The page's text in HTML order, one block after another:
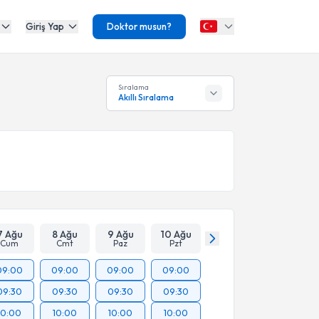
Giriş Yap Doktor musun?
Sıralama
Akıllı Sıralama
Ağu
Cum
8 Ağu
Cmt
9 Ağu
Paz
10 Ağu
Pzt
09:00
09:30
10:00
09:00
09:30
10:00
09:00
09:30
10:00